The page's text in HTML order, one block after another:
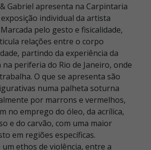
& Gabriel apresenta na Carpintaria
exposição individual da artista
pelo gesto e fisicalidade,
relações entre o corpo
partindo da experiência da
periferia do Rio de Janeiro, onde
O que se apresenta são
numa palheta soturna
por marrons e vermelhos,
no emprego do óleo, da acrílica,
e do carvão, com uma maior
em regiões específicas.
um ethos de violência, entre a